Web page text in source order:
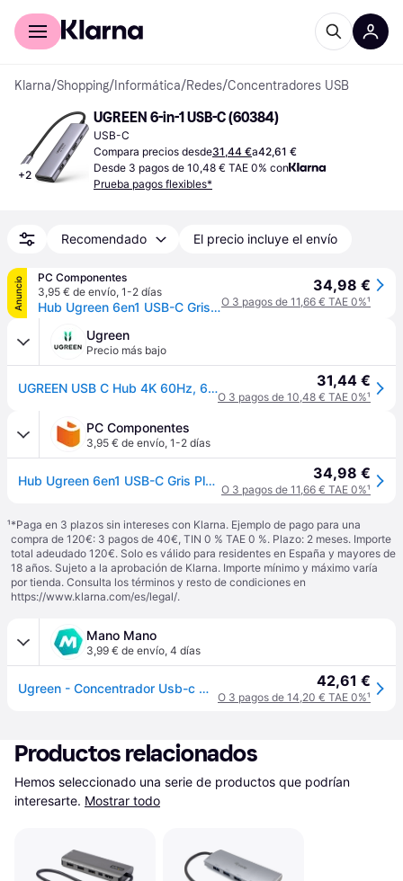
Comprar con Klarna
Klarna/Shopping/ Informática/Redes/Concentradores USB
+2
UGREEN 6-in-1 USB-C (60384)
USB-C
Compara precios desde31,44 €a42,61 €
Desde 3 pagos de 10,48 € TAE 0% con
Prueba pagos flexibles*
Recomendado El precio incluye el envío
Anuncio
PC Componentes
3,95 € de envío, 1-2 días
Hub Ugreen 6en1 USB-C Gris Plata HDMI 4K60Hz 2xUSB-A SD TF PD 100W Compacto
34,98 €
O 3 pagos de 11,66 € TAE 0%¹
Ugreen
Precio más bajo
UGREEN USB C Hub 4K 60Hz, 6-in-1 USB C to USB Adapter 31,44 €
O 3 pagos de 10,48 € TAE 0%¹
PC Componentes
3,95 € de envío, 1-2 días
Hub Ugreen 6en1 USB-C Gris Plata HDMI 4K60Hz 2xUSB-A SD TF PD 100W Compacto 34,98 €
O 3 pagos de 11,66 € TAE 0%¹
¹*Paga en 3 plazos sin intereses con Klarna. Ejemplo de pago para una
compra de 120€: 3 pagos de 40€, TIN 0 % TAE 0 %. Plazo: 2 meses. Importe
total adeudado 120€. Solo es válido para residentes en España y mayores de
18 años. Sujeto a la aprobación de Klarna. Importe mínimo y máximo varía
por tienda. Consulta los términos y resto de condiciones en
https://www.klarna.com/es/legal/.
Mano Mano
3,99 € de envío, 4 días
Ugreen - Concentrador Usb-c Multifunción 6 En 1, 2 Puertos Usb, Hdmi, 4k, Lector De Tarjetas Sd Y Tf, Usb-c Pd, 100 W, Color Gris 42,61 €
O 3 pagos de 14,20 € TAE 0%¹
Productos relacionados
Hemos seleccionado una serie de productos que podrían
interesarte. Mostrar todo